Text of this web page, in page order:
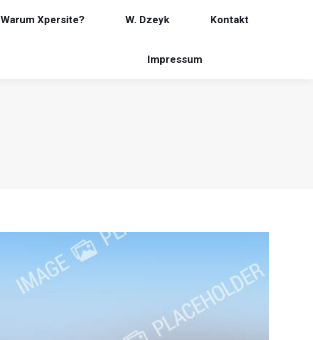
Warum Xpersite? W. Dzeyk Kontakt
Impressum